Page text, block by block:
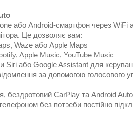
або Android-смартфон через WiFi
Це дозволяє вам:
Waze або Apple Maps
Apple Music, YouTube Music
Siri або Google Assistant для
за допомогою голосового
бездротовий CarPlay та Android
без потреби постійно